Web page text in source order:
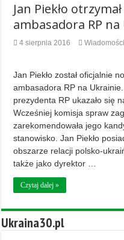
Jan Piekło
ambasadora RP
4 sierpnia 2016 Wiadomości
Jan Piekło został oficjalnie
ambasadora RP na
prezydenta RP ukazało się
Wcześniej komisja spraw
zarekomendowała jego
stanowisko. Jan Piekło
obszarze relacji polsko-
także jako dyrektor …
Czytaj dalej »
Ukraina30.pl